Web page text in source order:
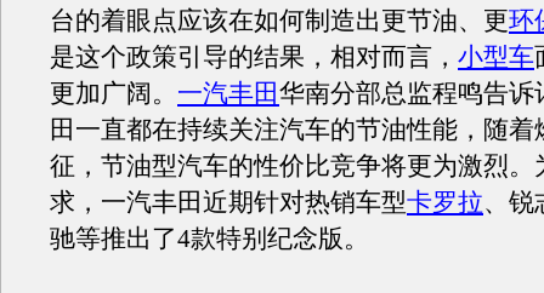
台的着眼点应该在如何制造出更节油、更环
是这个政策引导的结果，相对而言， 小型车
更加广阔。 一汽丰田华南分部总监程鸣告诉
田一直都在持续关注汽车的节油性能，随着
征，节油型汽车的性价比竞争将更为激烈。
求，一汽丰田近期针对热销车型卡罗拉、锐
驰等推出了4款特别纪念版。